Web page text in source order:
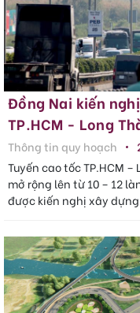
Đồng Nai kiến
TP.HCM - Long
phà Cát Lái
Thông tin quy hoạch
Tuyến cao tốc TP.HCM
mở rộng lên từ 10 – 12
được kiến nghị xây